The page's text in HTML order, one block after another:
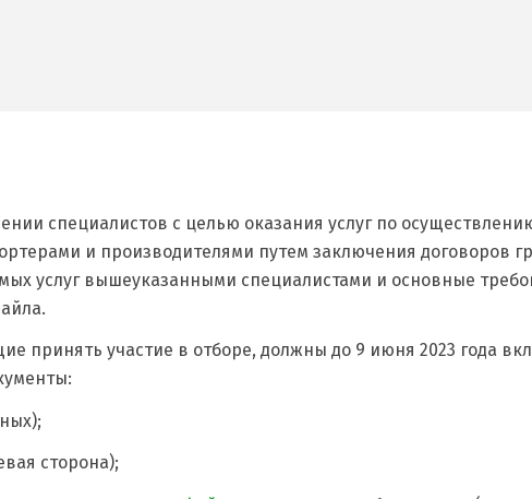
специалистов с целью оказания услуг по
и производителями путем заключения договоров
услуг вышеуказанными специалистами и основные
принять участие в отборе, должны до 9 июня 2023 года
сторона);